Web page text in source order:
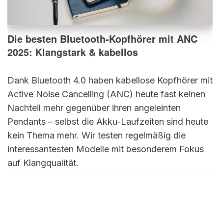
Die besten Bluetooth-Kopfhörer mit ANC
2025: Klangstark & kabellos
Dank Bluetooth 4.0 haben kabellose Kopfhörer mit
Active Noise Cancelling (ANC) heute fast keinen
Nachteil mehr gegenüber ihren angeleinten
Pendants – selbst die Akku-Laufzeiten sind heute
kein Thema mehr. Wir testen regelmäßig die
interessantesten Modelle mit besonderem Fokus
auf Klangqualität.